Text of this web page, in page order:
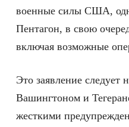
военные силы США,
Пентагон, в свою
включая возможные
Это заявление
Вашингтоном и
жесткими